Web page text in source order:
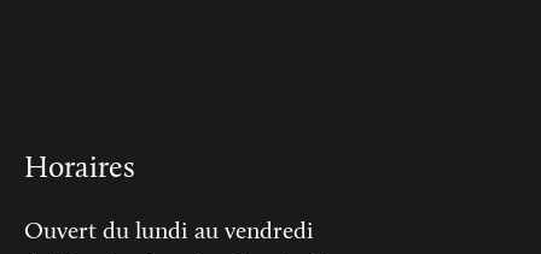
Horaires
Ouvert du lundi au vendredi